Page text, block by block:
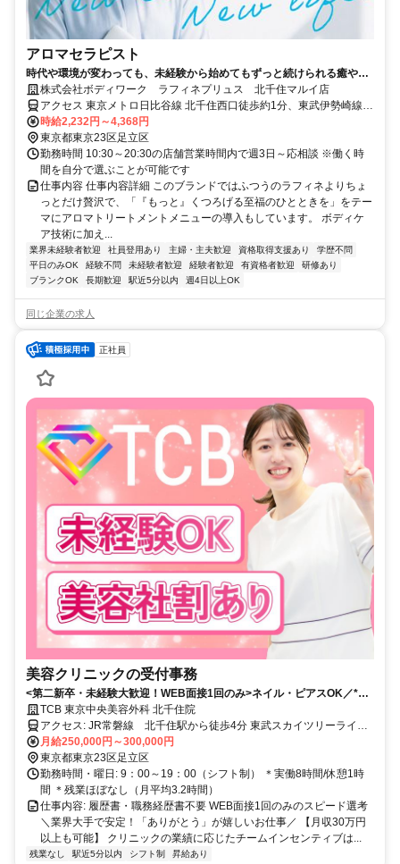
アロマセラピスト
時代や環境が変わっても、未経験から始めてもずっと続けられる癒やし
の仕事。手に職を身につけて、生き方を変えよう。
株式会社ボディワーク ラフィネプリュス 北千住マルイ店
アクセス 東京メトロ日比谷線 北千住西口徒歩約1分、東武伊勢崎線
〔スカイツリーライン〕 北千住西口徒歩約1分、ＪＲ常磐線 北千住西
口徒歩約1分 最寄駅：北千住駅
時給2,232円～4,368円
東京都東京23区足立区
勤務時間 10:30～20:30の店舗営業時間内で週3日～応相談 ※働く時
間を自分で選ぶことが可能です
仕事内容 仕事内容詳細 このブランドではふつうのラフィネよりちょ
っとだけ贅沢で、「『もっと』くつろげる至福のひとときを」をテー
マにアロマトリートメントメニューの導入もしています。 ボディケ
ア技術に加え...
業界未経験者歓迎 社員登用あり 主婦・主夫歓迎 資格取得支援あり
学歴不問
平日のみOK
経験不問 未経験者歓迎 経験者歓迎 有資格者歓迎
研修あり
ブランクOK
長期歓迎 駅近5分以内 週4日以上OK
同じ企業の求人
正社員
美容クリニックの受付事務
<第二新卒・未経験大歓迎！WEB面接1回のみ>ネイル・ピアスOK／*残
業月平均3.2h*美容社割あり／20・30代女性活躍中／北千住駅から徒歩4
分
TCB 東京中央美容外科 北千住院
アクセス: JR常磐線 北千住駅から徒歩4分 東武スカイツリーライン
北千住駅から徒歩4分 東京メトロ千代田線 北千住駅から徒歩4分
東京メトロ日比谷線 北千住駅から徒歩4分 つくばエクスプレ
ス 北千住駅から徒歩4分
月給250,000円～300,000円
東京都東京23区足立区
勤務時間・曜日: 9：00～19：00（シフト制） ＊実働8時間/休憩1時
間 ＊残業ほぼなし（月平均3.2時間）
仕事内容: 履歴書・職務経歴書不要 WEB面接1回のみのスピード選考
＼業界大手で安定！「ありがとう」が嬉しいお仕事／ 【月収30万円
以上も可能】 クリニックの業績に応じたチームインセンティブは...
残業なし 駅近5分以内 シフト制 昇給あり